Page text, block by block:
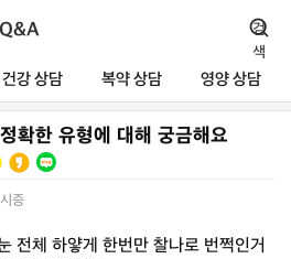
건강 상담 복약 상담 영양 상담
검
색
확한 유형에 대해 궁금해요
증
전체 하얗게 한번만 찰나로 번쩍인거